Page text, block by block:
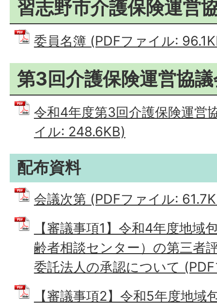
習志野市介護保険運営
委員名簿 (PDFファイル:
第3回介護保険運営協
令和4年度第3回介護保険運営
イル: 248.6KB)
配布資料
会議次第 (PDFファイル:
【審議事項1】令和4年度地域
齢者相談センター）の第三者
委託法人の承認について
【審議事項2】令和5年度地域